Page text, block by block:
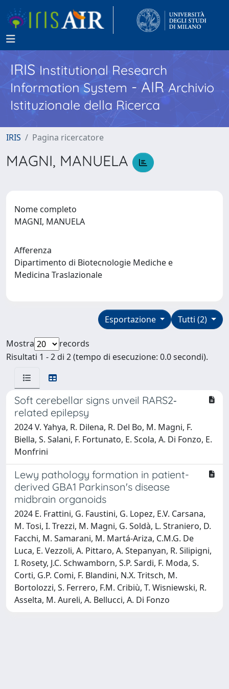
IRISInstitutional Research
Information System - AIR Archivio
Istituzionale della Ricerca
IRIS Pagina ricercatore
MAGNI, MANUELA
Nome completo
MAGNI, MANUELA
Afferenza
Dipartimento di Biotecnologie Mediche e
Medicina Traslazionale
Tutti (2)
Esportazione
Mostra
records
Risultati 1 - 2 di 2 (tempo di esecuzione: 0.0 secondi).
Soft cerebellar signs unveil RARS2‐
related epilepsy
2024 V. Yahya, R. Dilena, R. Del Bo, M. Magni, F.
Biella, S. Salani, F. Fortunato, E. Scola, A. Di Fonzo, E.
Monfrini
Lewy pathology formation in patient-
derived GBA1 Parkinson's disease
midbrain organoids
2024 E. Frattini, G. Faustini, G. Lopez, E.V. Carsana,
M. Tosi, I. Trezzi, M. Magni, G. Soldà, L. Straniero, D.
Facchi, M. Samarani, M. Martá-Ariza, C.M.G. De
Luca, E. Vezzoli, A. Pittaro, A. Stepanyan, R. Silipigni,
I. Rosety, J.C. Schwamborn, S.P. Sardi, F. Moda, S.
Corti, G.P. Comi, F. Blandini, N.X. Tritsch, M.
Bortolozzi, S. Ferrero, F.M. Cribiù, T. Wisniewski, R.
Asselta, M. Aureli, A. Bellucci, A. Di Fonzo